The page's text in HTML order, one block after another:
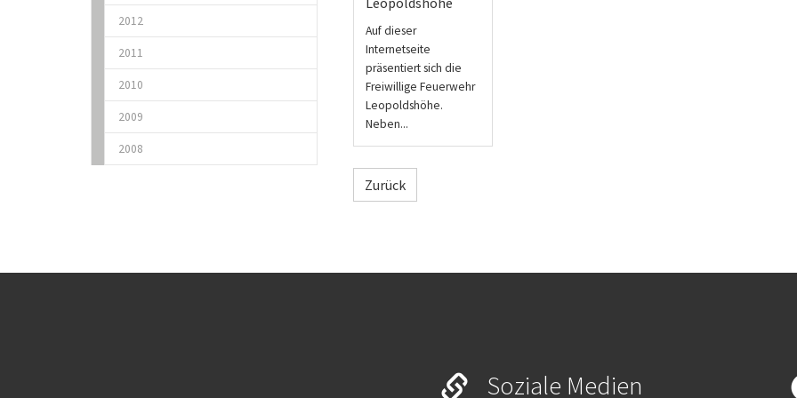
2012
2011
2010
2009
2008
Auf dieser
Internetseite
präsentiert sich die
Freiwillige Feuerwehr
Leopoldshöhe.
Neben...
Zurück
Soziale Medien